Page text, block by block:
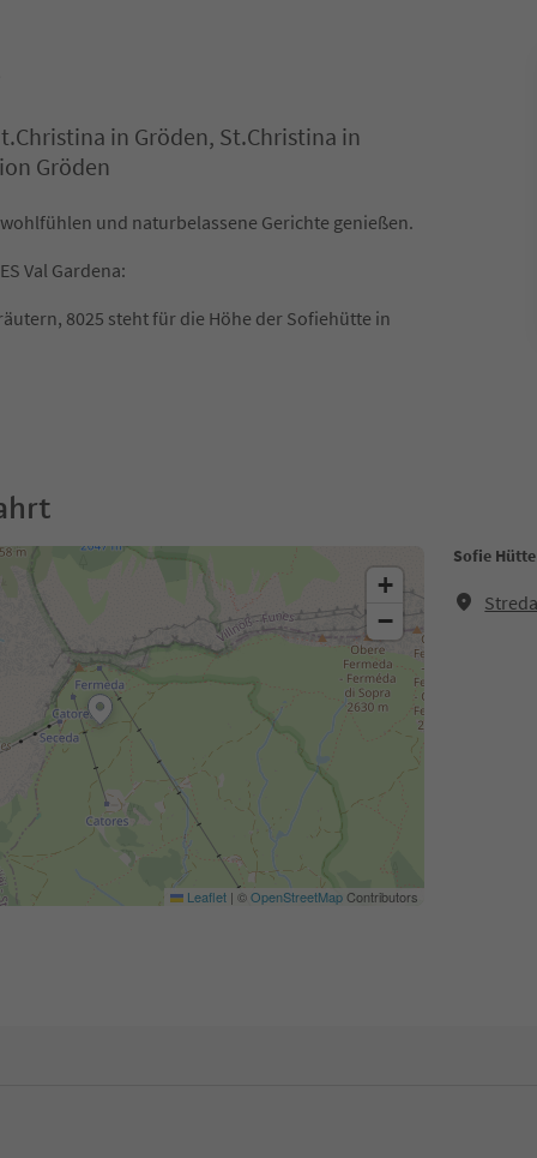
in Gröden, St.Christina in
Gröden
und naturbelassene Gerichte genießen.
Val Gardena:
8025 steht für die Höhe der Sofiehütte in
Sofie Hütte
+
−
Leaflet | ©OpenStreetMapContributors